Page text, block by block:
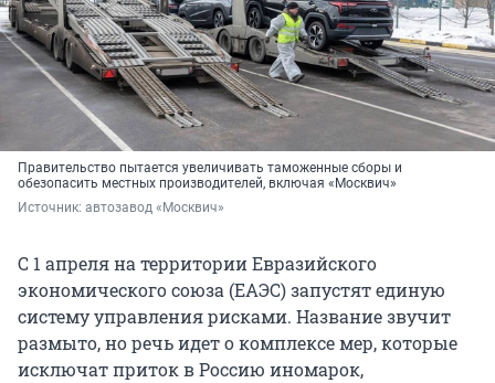
Правительство пытается увеличивать таможенные сборы и
обезопасить местных производителей, включая «Москвич»
Источник: автозавод «Москвич»
С 1 апреля на территории Евразийского
экономического союза (ЕАЭС) запустят единую
систему управления рисками. Название звучит
размыто, но речь идет о комплексе мер, которые
исключат приток в Россию иномарок,